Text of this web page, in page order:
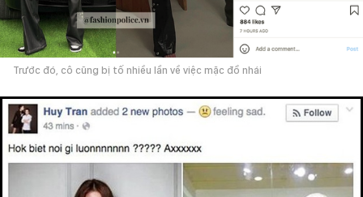
Trước đó, cô cũng bị tố nhiều lần về việc mặc đồ nhái